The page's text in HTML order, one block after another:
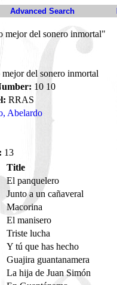
Advanced Search
mejor del sonero inmortal"
del sonero inmortal
10 10
RRAS
Abelardo
13
Title
El panquelero
Junto a un cañaveral
Macorina
El manisero
Triste lucha
Y tú que has hecho
Guajira guantanamera
La hija de Juan Simón